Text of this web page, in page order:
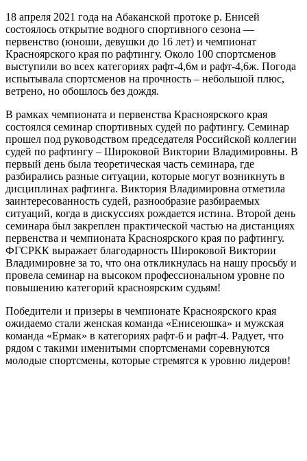
18 апреля 2021 года на Абаканской протоке р. Енисей
состоялось открытие водного спортивного сезона —
первенство (юноши, девушки до 16 лет) и чемпионат
Красноярского края по рафтингу. Около 100 спортсменов
выступили во всех категориях рафт-4,6м и рафт-4,6ж. Погода
испытывала спортсменов на прочность – небольшой плюс,
ветрено, но обошлось без дождя.
В рамках чемпионата и первенства Красноярского края
состоялся семинар спортивных судей по рафтингу. Семинар
прошел под руководством председателя Российской коллегии
судей по рафтингу – Широковой Виктории Владимировны. В
первый день была теоретическая часть семинара, где
разбирались разные ситуации, которые могут возникнуть в
дисциплинах рафтинга. Виктория Владимировна отметила
заинтересованность судей, разнообразие разбираемых
ситуаций, когда в дискуссиях рождается истина. Второй день
семинара был закреплен практической частью на дистанциях
первенства и чемпионата Красноярского края по рафтингу.
ФГСРКК выражает благодарность Широковой Виктории
Владимировне за то, что она откликнулась на нашу просьбу и
провела семинар на высоком профессиональном уровне по
повышению категорий красноярским судьям!
Победители и призеры в чемпионате Красноярского края
ожидаемо стали женская команда «Енисеюшка» и мужская
команда «Ермак» в категориях рафт-6 и рафт-4. Радует, что
рядом с такими именитыми спортсменами соревнуются
молодые спортсмены, которые стремятся к уровню лидеров!